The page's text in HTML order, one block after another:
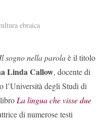
ebraica
Il sogno nella parolaè il titolo
Linda Callow, docente di
l’Università degli Studi di
La lingua che visse due
di numerose testi